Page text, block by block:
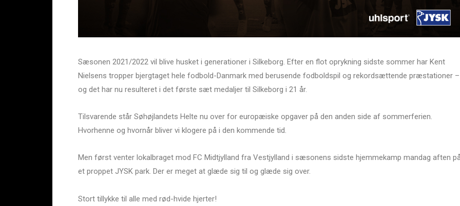
Sæsonen 2021/2022 vil blive husket i generationer i Silkeborg. Efter en flot oprykning sidste sommer har Kent
Nielsens tropper bjergtaget hele fodbold-Danmark med berusende fodboldspil og rekordsættende præstationer –
og det har nu resulteret i det første sæt medaljer til Silkeborg i 21 år.
Tilsvarende står Søhøjlandets Helte nu over for europæiske opgaver på den anden side af sommerferien.
Hvorhenne og hvornår bliver vi klogere på i den kommende tid.
Men først venter lokalbraget mod FC Midtjylland fra Vestjylland i sæsonens sidste hjemmekamp mandag aften
et proppet JYSK park. Der er meget at glæde sig til og glæde sig over.
Stort tillykke til alle med rød-hvide hjerter!